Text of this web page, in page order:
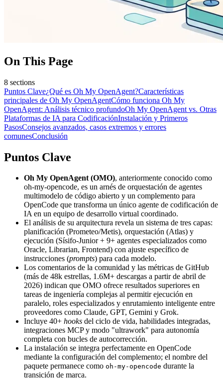
On This Page
8 sections
Puntos Clave¿Qué es Oh My OpenAgent?Características
principales de Oh My OpenAgentCómo funciona Oh My
OpenAgent: Análisis técnico profundoOh My OpenAgent vs. Otras
Plataformas de IA para CodificaciónInstalación y Primeros
PasosConsejos avanzados, casos extremos y errores
comunesConclusión
Puntos Clave
Oh My OpenAgent (OMO), anteriormente conocido como
oh-my-opencode, es un arnés de orquestación de agentes
multimodelo de código abierto y un complemento para
OpenCode que transforma un único agente de codificación de
IA en un equipo de desarrollo virtual coordinado.
El análisis de su arquitectura revela un sistema de tres capas:
planificación (Prometeo/Metis), orquestación (Atlas) y
ejecución (Sísifo-Junior + 9+ agentes especializados como
Oracle, Librarian, Frontend) con ajuste específico de
instrucciones (prompts) para cada modelo.
Los comentarios de la comunidad y las métricas de GitHub
(más de 48k estrellas, 1.6M+ descargas a partir de abril de
2026) indican que OMO ofrece resultados superiores en
tareas de ingeniería complejas al permitir ejecución en
paralelo, roles especializados y enrutamiento inteligente entre
proveedores como Claude, GPT, Gemini y Grok.
Incluye 40+ hooks del ciclo de vida, habilidades integradas,
integraciones MCP y modo "ultrawork" para autonomía
completa con bucles de autocorrección.
La instalación se integra perfectamente en OpenCode
mediante la configuración del complemento; el nombre del
paquete permanece como oh-my-opencode durante la
transición de marca.